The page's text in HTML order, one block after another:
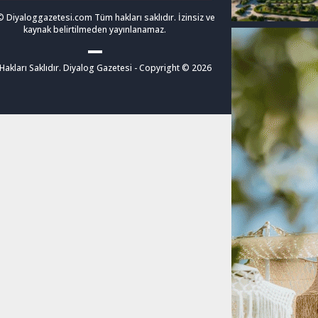
Diyaloggazetesi.com Tüm hakları saklıdır. İzinsiz ve
kaynak belirtilmeden yayınlanamaz.
Saklıdır. Diyalog Gazetesi - Copyright © 2026